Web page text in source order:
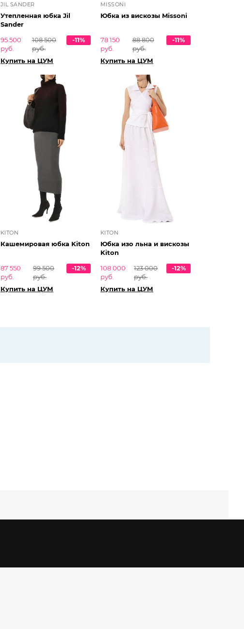
JIL SANDER
Утепленная юбка Jil
Sander
95 500
руб.
108 500
руб.
-11%
Купить на ЦУМ
MISSONI
Юбка из вискозы Missoni
78 150
руб.
88 800
руб.
-11%
Купить на ЦУМ
KITON
Кашемировая юбка Kiton
87 550
руб.
99 500
руб.
-12%
Купить на ЦУМ
KITON
Юбка изо льна и вискозы
Kiton
108 000
руб.
123 000
руб.
-12%
Купить на ЦУМ